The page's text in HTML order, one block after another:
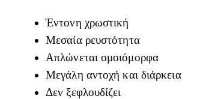
Έντονη χρωστική
Μεσαία ρευστότητα
Απλώνεται ομοιόμορφα
Μεγάλη αντοχή και διάρκεια
Δεν ξεφλουδίζει